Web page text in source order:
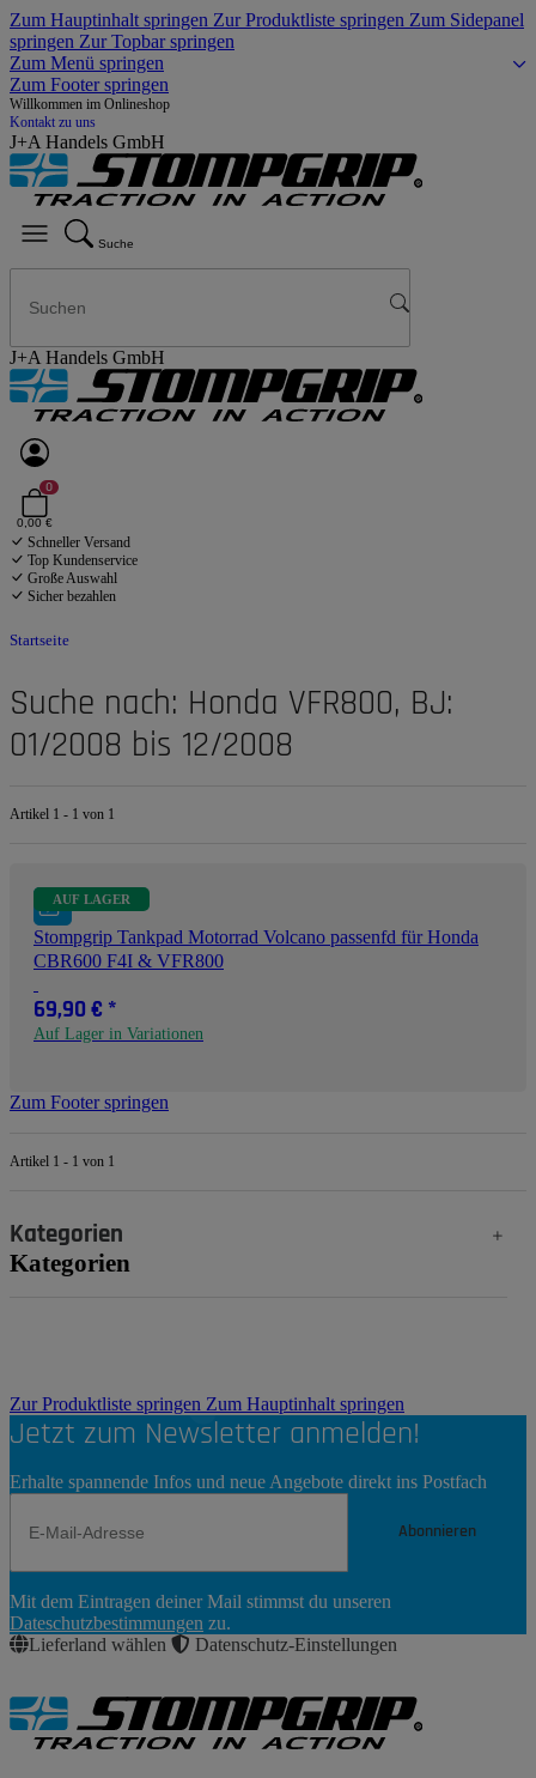
Zum Hauptinhalt springen Zur Produktliste springen Zum Sidepanel
springen Zur Topbar springen
Zum Menü springen
Zum Footer springen
Willkommen im Onlineshop
Kontakt zu uns
J+A Handels GmbH
Suche
J+A Handels GmbH
0
0,00 €
Schneller Versand
Top Kundenservice
Große Auswahl
Sicher bezahlen
Startseite
Suche nach: Honda VFR800, BJ:
01/2008 bis 12/2008
Artikel 1 - 1 von 1
AUF LAGER
Stompgrip Tankpad Motorrad Volcano passenfd für Honda
CBR600 F4I & VFR800
69,90 € *
Auf Lager in Variationen
Zum Footer springen
Artikel 1 - 1 von 1
Kategorien
Kategorien
Zur Produktliste springen Zum Hauptinhalt springen
Jetzt zum Newsletter anmelden!
Erhalte spannende Infos und neue Angebote direkt ins Postfach
Abonnieren
Abonnieren
Mit dem Eintragen deiner Mail stimmst du unseren
Dateschutzbestimmungen zu.
Lieferland wählen
Datenschutz-Einstellungen